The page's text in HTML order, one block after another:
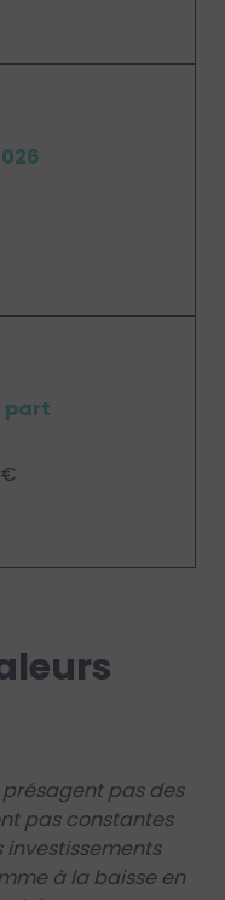
part
pas des
pas constantes
investissements
à la baisse en